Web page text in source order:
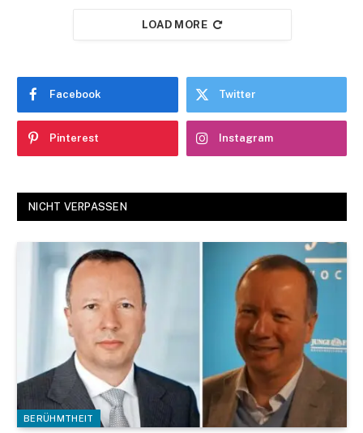
LOAD MORE
Facebook Twitter
Pinterest Instagram
NICHT VERPASSEN
BERÜHMTHEIT